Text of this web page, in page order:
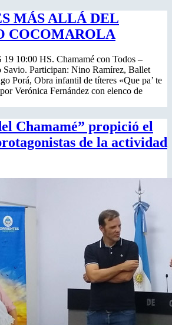
MÁS ALLÁ DEL
COCOMAROLA
10:00 HS. Chamamé con Todos –
Participan: Nino Ramírez, Ballet
Porá, Obra infantil de títeres «Que pa’ te
Verónica Fernández con elenco de
Chamamé” propició el
de la actividad